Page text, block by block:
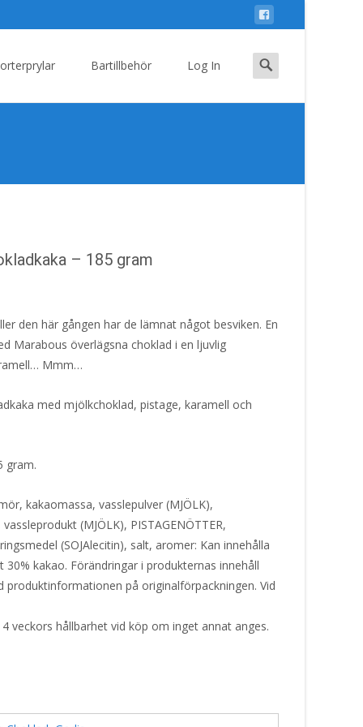
Bartillbehör Log In
Search
for:
– 185 gram
den här gången har de lämnat något besviken. En
Marabous överlägsna choklad i en ljuvlig
Mmm…
med mjölkchoklad, pistage, karamell och
gram.
kakaomassa, vasslepulver (MJÖLK),
(MJÖLK), PISTAGENÖTTER,
(SOJAlecitin), salt, aromer: Kan innehålla
30% kakao. Förändringar i produkternas innehåll
produktinformationen på originalförpackningen. Vid
veckors hållbarhet vid köp om inget annat anges.